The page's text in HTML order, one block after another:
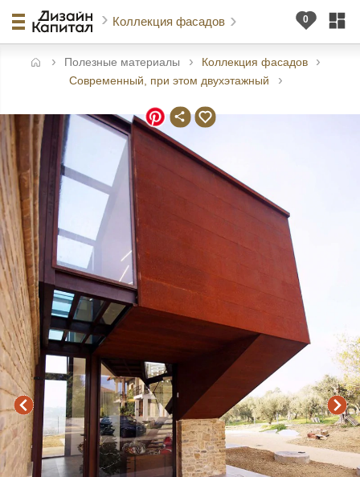
Коллекция фасадов
Полезные материалы
Коллекция фасадов
Современный, при этом двухэтажный